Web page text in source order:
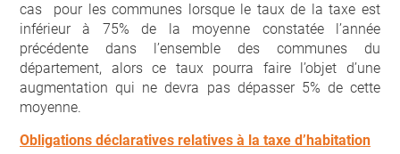
cas pour les communes lorsque le taux de la taxe est
inférieur à 75% de la moyenne constatée l’année
précédente dans l’ensemble des communes du
département, alors ce taux pourra faire l’objet d’une
augmentation qui ne devra pas dépasser 5% de cette
moyenne.
Obligations déclaratives relatives à la taxe d’habitation